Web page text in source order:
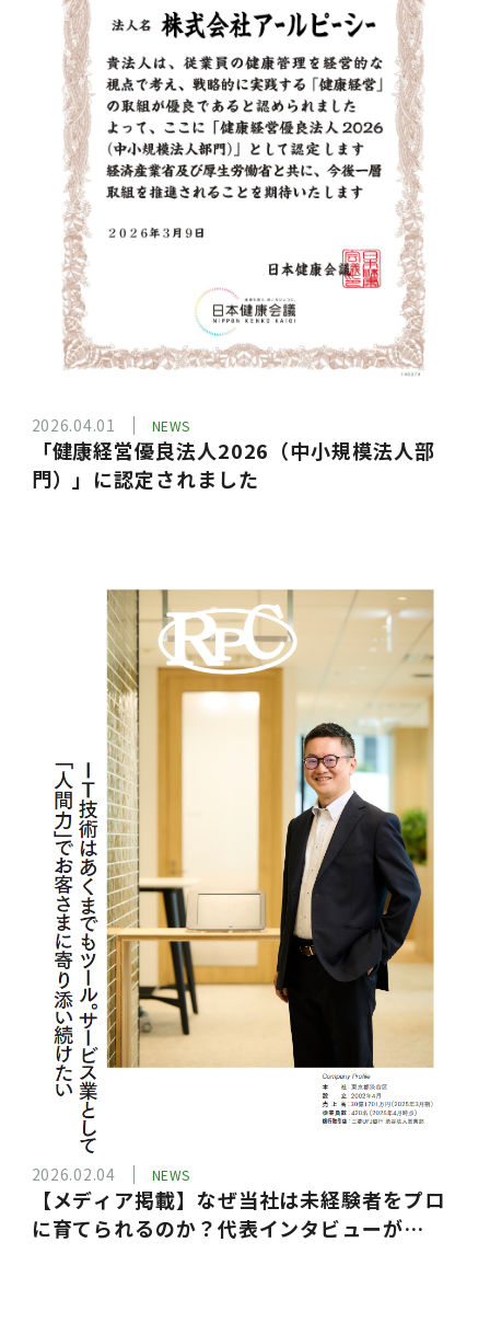
2026.04.01 NEWS
「健康経営優良法人2026（中小規模法人部
門）」に認定されました
2026.02.04 NEWS
【メディア掲載】なぜ当社は未経験者をプロ
に育てられるのか？代表インタビューが